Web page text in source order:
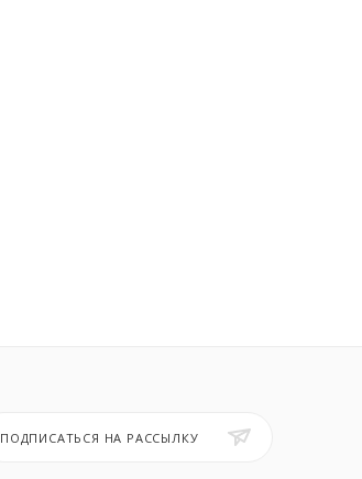
ПОДПИСАТЬСЯ НА РАССЫЛКУ